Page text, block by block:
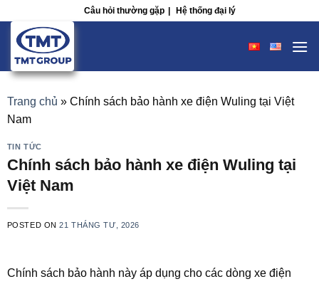
content
Câu hỏi thường gặp | Hệ thống đại lý
Trang chủ » Chính sách bảo hành xe điện Wuling tại Việt
Nam
TIN TỨC
Chính sách bảo hành xe điện Wuling tại
Việt Nam
POSTED ON21 THÁNG TƯ, 2026
Chính sách bảo hành này áp dụng cho các dòng xe điện